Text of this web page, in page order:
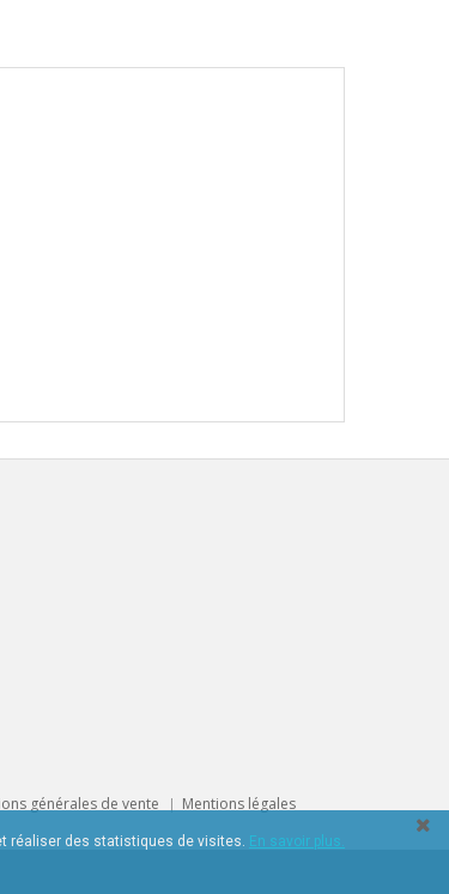
générales de vente Mentions légales
réaliser des statistiques de visites. En savoir plus.